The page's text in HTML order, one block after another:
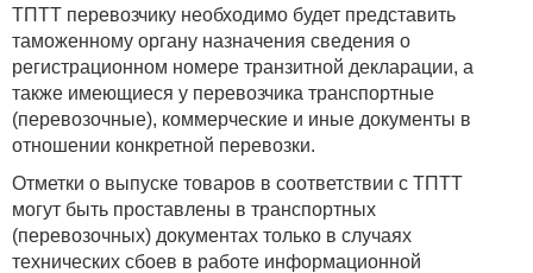
ТПТТ перевозчику необходимо будет представить
таможенному органу назначения сведения о
регистрационном номере транзитной декларации, а
также имеющиеся у перевозчика транспортные
(перевозочные), коммерческие и иные документы в
отношении конкретной перевозки.
Отметки о выпуске товаров в соответствии с ТПТТ
могут быть проставлены в транспортных
(перевозочных) документах только в случаях
технических сбоев в работе информационной